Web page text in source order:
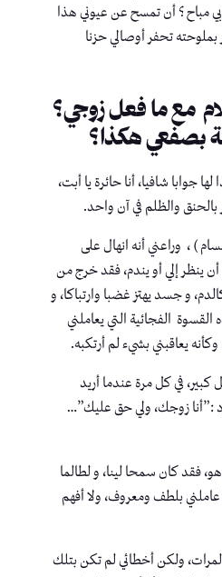
مباح ؟ أن تمسح عن عيوني هذا
تحفر أوصالي حزنا
مع ما فعل زوجي؟
بصفعي هكذا؟
جوابا شافيا، أنا حائرة يا أبت،
والظلم في آن واحد.
) ، وراعني أنه انهال على
ينظر إلي أو يندم، فقد خرج من
و جسد يهتز غضبا وارتباكا، و
الفجائية التي يعاملني
يعاقبني بشيء لم أرتكبه.
كبير، في كل مرة عندما أريد
:”أنا زوجك، ولي حق عليك”…
فقد كان سمحا لينا، و لطالما
عاملني بلطف ومعروف، ولا أفهم
ولكن أخطائي لم تكن بتلك